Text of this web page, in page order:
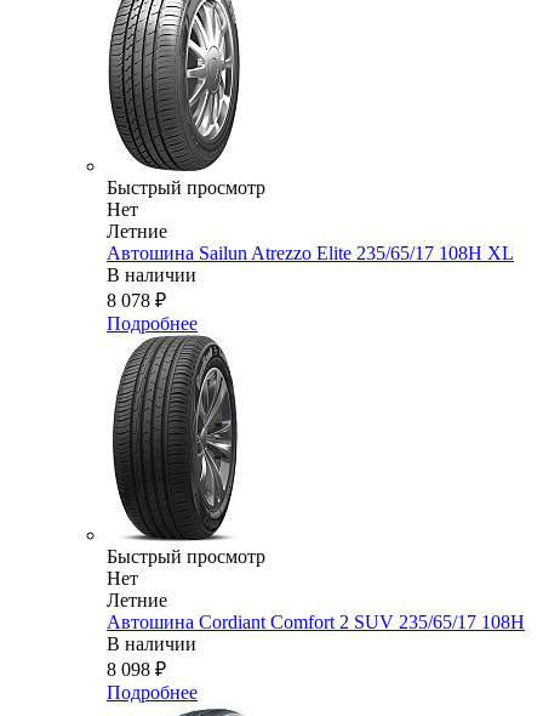
Быстрый просмотр
Нет
Летние
Автошина Sailun Atrezzo Elite 235/65/17 108H XL
В наличии
8 078 ₽
Подробнее
Быстрый просмотр
Нет
Летние
Автошина Cordiant Comfort 2 SUV 235/65/17 108H
В наличии
8 098 ₽
Подробнее